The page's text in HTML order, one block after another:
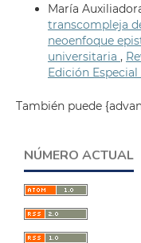
María
transcompleja
neoenfoque
universitaria ,
Edición Especial
También puede
NÚMERO ACTUAL